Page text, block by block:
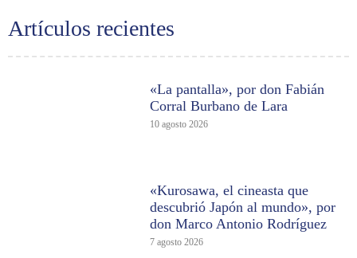
Artículos recientes
«La pantalla», por don Fabián
Corral Burbano de Lara
10 agosto 2026
«Kurosawa, el cineasta que
descubrió Japón al mundo», por
don Marco Antonio Rodríguez
7 agosto 2026